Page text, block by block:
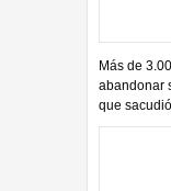
Más de
abandonar
que